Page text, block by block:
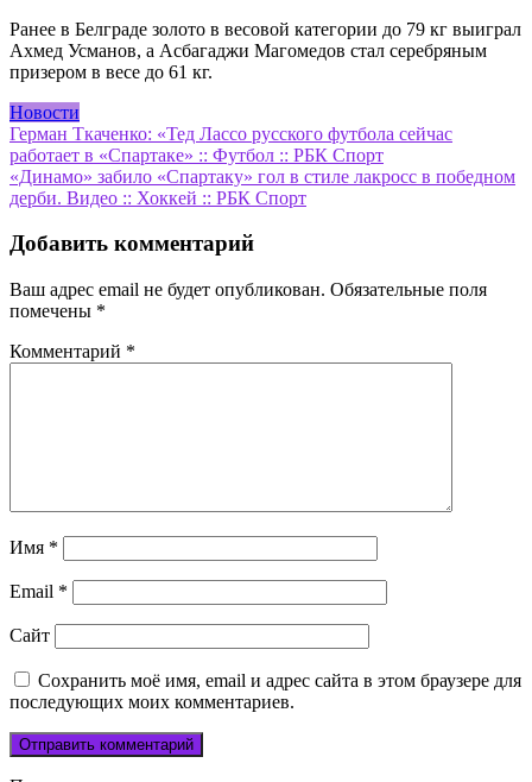
Ранее в Белграде золото в весовой категории до 79 кг выиграл
Ахмед Усманов, а Асбагаджи Магомедов стал серебряным
призером в весе до 61 кг.
Новости
Навигация
по
записям
Герман Ткаченко: «Тед Лассо русского футбола сейчас
работает в «Спартаке» :: Футбол :: РБК Спорт
«Динамо» забило «Спартаку» гол в стиле лакросс в победном
дерби. Видео :: Хоккей :: РБК Спорт
Добавить комментарий
Ваш адрес email не будет опубликован. Обязательные поля
помечены *
Комментарий *
Имя *
Email *
Сайт
Сохранить моё имя, email и адрес сайта в этом браузере для
последующих моих комментариев.